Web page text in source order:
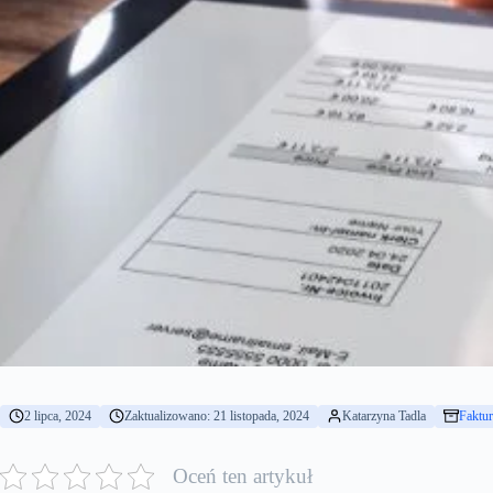
2 lipca, 2024 Zaktualizowano: 21 listopada, 2024 Katarzyna Tadla
Oceń ten artykuł